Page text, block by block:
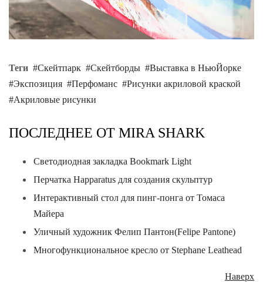
Теги Скейтпарк Скейтборды
Выставка в НьюЙорке
Экспозиция
Перфоманс
Рисунки акриловой краской
Акриловые рисунки
ПОСЛЕДНЕЕ ОТ MIRA SHARK
Светодиодная закладка Bookmark Light
Перчатка Happaratus для создания скульптур
Интерактивный стол для пинг-понга от Томаса
Майера
Уличный художник Фелип Пантон(Felipe Pantone)
Многофункциональное кресло от Stephane Leathead
Наверх